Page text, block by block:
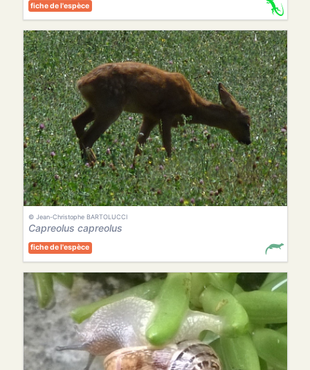
fiche de l'espèce
© Jean-Christophe BARTOLUCCI
Capreolus capreolus
fiche de l'espèce